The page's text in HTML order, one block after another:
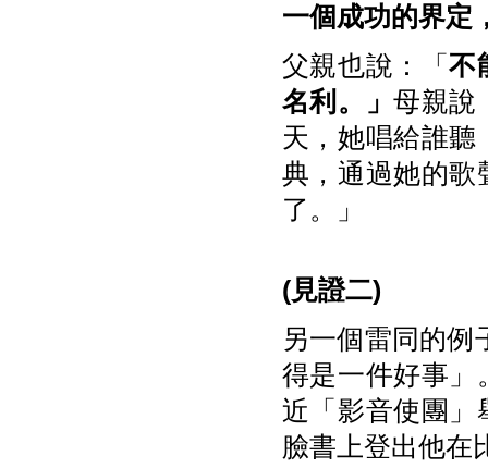
一個成功的界定
父親也說：「不
名利。」母親說
天，她唱給誰
典，通過她的歌
了。」
(見證二)
另一個雷同的例
得是一件好事」
近「影音使團」
臉書上登出他在